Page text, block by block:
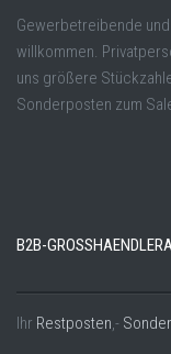
Gewerbetreibende
willkommen.
uns größere
Sonderposten zum
B2B-
Ihr Restposten ,-